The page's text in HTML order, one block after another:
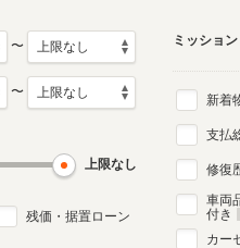
〜
〜
上限なし
残価・据置ローン
ミッション
新着
支払
修復
車両
付き
カー